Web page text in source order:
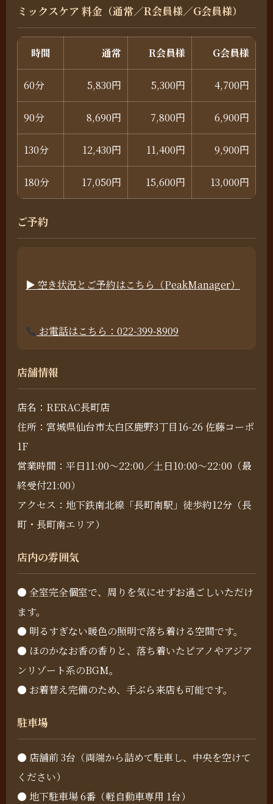
ミックスケア 料金（通常／R会員様／G会員様）
時間 通常 R会員様 G会員様
60分 5,830円 5,300円 4,700円
90分 8,690円 7,800円 6,900円
130分 12,430円 11,400円 9,900円
180分 17,050円 15,600円 13,000円
ご予約
▶ 空き状況とご予約はこちら（PeakManager）
お電話はこちら：022-399-8909
店舗情報
店名：RERAC長町店
住所：宮城県仙台市太白区鹿野3丁目16-26 佐藤コーポ
1F
営業時間：平日11:00～22:00／土日10:00～22:00（最
終受付21:00）
アクセス：地下鉄南北線「長町南駅」徒歩約12分（長
町・長町南エリア）
店内の雰囲気
● 全室完全個室で、周りを気にせずお過ごしいただけ
ます。
● 明るすぎない暖色の照明で落ち着ける空間です。
● ほのかなお香の香りと、落ち着いたピアノやアジア
ンリゾート系のBGM。
● お着替え完備のため、手ぶら来店も可能です。
駐車場
● 店舗前 3台（両端から詰めて駐車し、中央を空けて
ください）
● 地下駐車場 6番（軽自動車専用 1台）